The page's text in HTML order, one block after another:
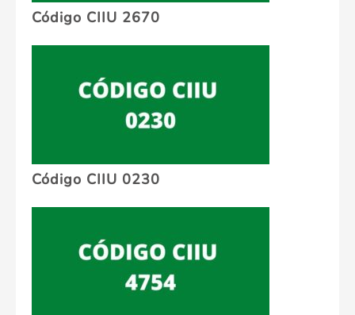
Código CIIU 2670
Código CIIU 0230